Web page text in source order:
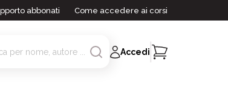
abbonati Come accedere ai corsi
Accedi